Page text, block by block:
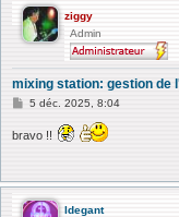
ziggy
Admin
mixing station: gestion de
M
s
e
5 déc. 2025, 8:04
bravo !!
ldegant